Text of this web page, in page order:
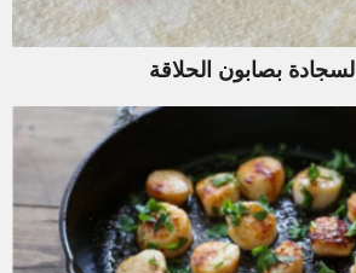
بصابون الحلاقة